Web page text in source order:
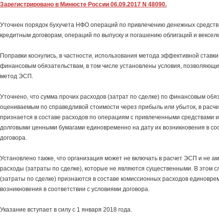
Зарегистрировано в Минюсте России 06.09.2017 N 48090.
Уточнен порядок бухучета НФО операций по привлечению денежных
кредитным договорам, операций по выпуску и погашению облигаций и
Поправки коснулись, в частности, использования метода эффективной
финансовым обязательствам, в том числе установлены условия,
метод ЭСП.
Уточнено, что сумма прочих расходов (затрат по сделке) по финансовым
оцениваемым по справедливой стоимости через прибыль или убыток, в
признается в составе расходов по операциям с привлеченными
долговыми ценными бумагами единовременно на дату их возникновения в
договора.
Установлено также, что организация может не включать в расчет ЭСП и не
расходы (затраты по сделке), которые не являются существенными. В этом
(затраты по сделке) признаются в составе комиссионных расходов
возникновения в соответствии с условиями договора.
Указание вступает в силу с 1 января 2018 года.